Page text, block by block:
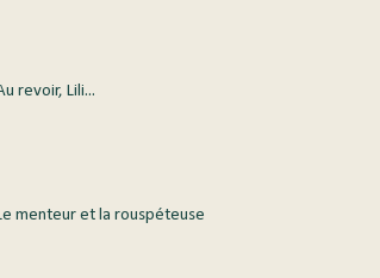
revoir, Lili...
menteur et la rouspéteuse